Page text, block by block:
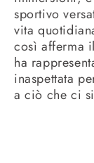
sportivo
vita
così afferma
ha
inaspettata
a ciò che ci